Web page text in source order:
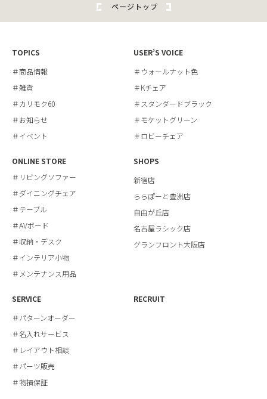
ページトップ
TOPICS
＃商品情報
＃雑貨
＃カリモク60
＃お知らせ
＃イベント
USER’S VOICE
＃ウォールナット色
＃Kチェア
＃スタンダードブラック
＃モケットグリーン
＃ロビーチェア
ONLINE STORE
＃リビングソファー
＃ダイニングチェア
＃テーブル
＃AVボード
＃収納・デスク
＃インテリア小物
＃メンテナンス用品
SHOPS
新宿店
ららぽーと豊洲店
自由が丘店
名古屋ラシック店
グランフロント大阪店
SERVICE
＃パターンオーダー
＃名入れサービス
＃レイアウト相談
＃パーツ販売
＃物損保証
RECRUIT